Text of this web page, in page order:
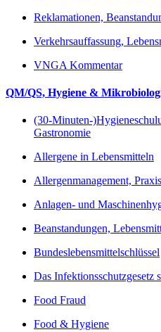
Reklamationen,
Verkehrsauffassung,
VNGA Kommentar
QM/QS, Hygiene &
(30-Minuten-
Gastronomie
Allergene in Lebensmitteln
Allergenmanagement,
Anlagen- und
Beanstandungen,
Bundeslebensmittelschlüssel
Das Infektionsschutzgesetz
Food Fraud
Food & Hygiene